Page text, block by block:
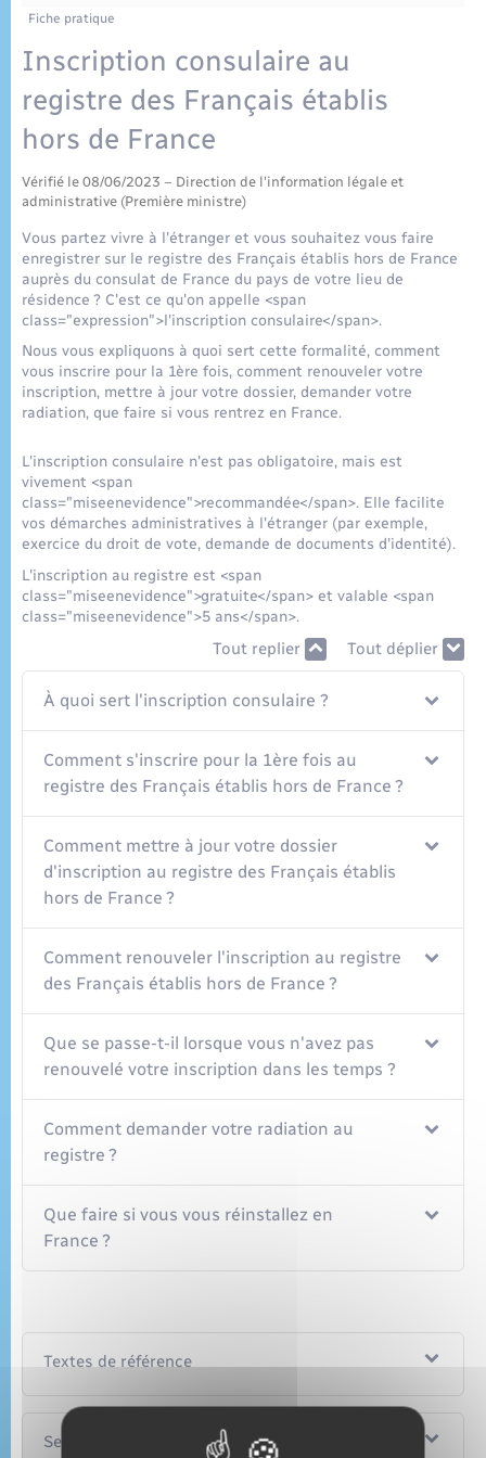
Plan interactif
Publications
Etat-civil - Papiers - Citoyenneté
Mariage – PACS
Parrainage civil
Recensement
Logement - Urbanisme
Loisirs
Nouvel habitant
Numérique
Organisation d’événement
Seniors
Transports
Transports scolaires
Voirie et espace public
Travaux - Autorisation d’occupation de l’espace
Fiche pratique
Inscription consulaire au
registre des Français établis
hors de France
Vérifié le 08/06/2023 – Direction de l'information légale et
administrative (Première ministre)
Vous partez vivre à l'étranger et vous souhaitez vous faire
enregistrer sur le registre des Français établis hors de France
auprès du consulat de France du pays de votre lieu de
résidence ? C'est ce qu'on appelle <span
class="expression">l'inscription consulaire</span>.
Nous vous expliquons à quoi sert cette formalité, comment
vous inscrire pour la 1ère fois, comment renouveler votre
inscription, mettre à jour votre dossier, demander votre
radiation, que faire si vous rentrez en France.
L'inscription consulaire n'est pas obligatoire, mais est
vivement <span
class="miseenevidence">recommandée</span>. Elle facilite
vos démarches administratives à l'étranger (par exemple,
exercice du droit de vote, demande de documents d'identité).
L'inscription au registre est <span
class="miseenevidence">gratuite</span> et valable <span
class="miseenevidence">5 ans</span>.
Tout replier Tout déplier
À quoi sert l'inscription consulaire ?
Comment s'inscrire pour la 1ère fois au
registre des Français établis hors de France ?
Comment mettre à jour votre dossier
d'inscription au registre des Français établis
hors de France ?
Comment renouveler l'inscription au registre
des Français établis hors de France ?
Que se passe-t-il lorsque vous n'avez pas
renouvelé votre inscription dans les temps ?
Comment demander votre radiation au
registre ?
Que faire si vous vous réinstallez en
France ?
Textes de référence
Services en ligne et formulaires